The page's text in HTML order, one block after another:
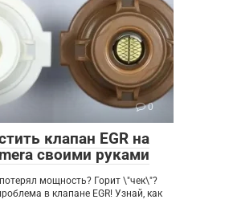
0
клапан EGR на
своими руками
мощность? Горит \"чек\"?
в клапане EGR! Узнай, как